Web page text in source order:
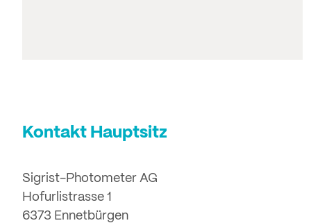
Kontakt Hauptsitz
Sigrist-Photometer AG
Hofurlistrasse 1
6373 Ennetbürgen